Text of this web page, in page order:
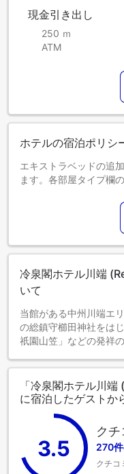
現金引き出し
250 ｍ
ATM
ホテルの宿泊ポリシ
エキストラベッドの追
ます。各部屋タイプ欄
冷泉閣ホテル川端
いて
当館がある中州川端エ
の総鎮守櫛田神社をは
祇園山笠」などの発祥
「冷泉閣ホテル川
に宿泊したゲストか
3.5
ク
270件
クチコ